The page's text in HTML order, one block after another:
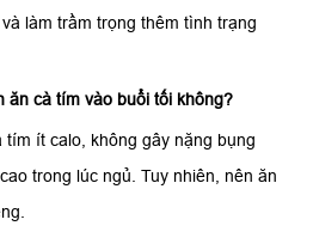
làm trầm trọng thêm tình trạng
cà tím vào buổi tối không?
ít calo, không gây nặng bụng
trong lúc ngủ. Tuy nhiên, nên ăn